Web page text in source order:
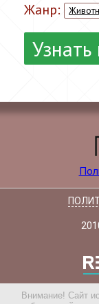
Жанр:
Внимание! Сайт